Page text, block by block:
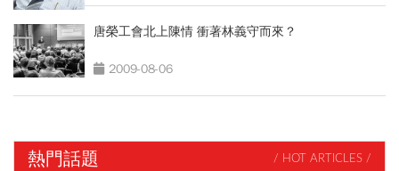
唐榮工會北上陳情 衝著林義守而來？
2009-08-06
熱門話題 / HOT ARTICLES /